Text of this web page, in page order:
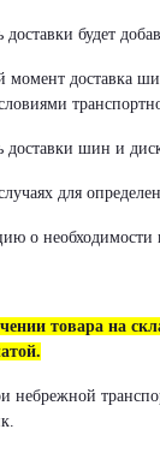
доставки будет
доставка
доставки шин и
для
о необходимости
товара на
небрежной